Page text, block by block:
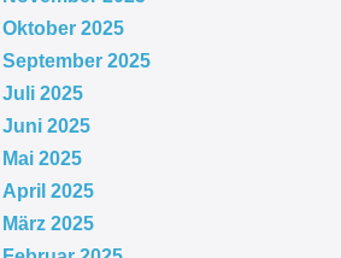
Oktober 2025
September 2025
Juli 2025
Juni 2025
Mai 2025
April 2025
März 2025